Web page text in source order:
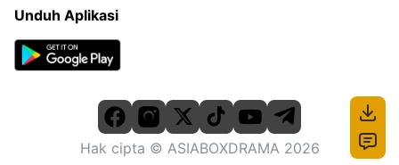
Unduh Aplikasi
Hak cipta © ASIABOXDRAMA 2026